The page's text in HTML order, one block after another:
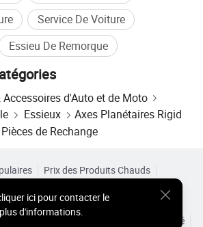
d'une force motrice importante et d'une excellente capacité de passage
résistance
Service De Voiture
Essieu De Remorque
Accessoires d'Auto et de Moto
Essieux
Axes Planétaires Rigid
de Rechange
ici pour contacter le
d'informations.
Prix des Produits Chauds
Aperçus
d’Utilisateur Politique de Confidentialité